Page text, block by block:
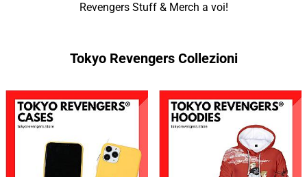
Revengers Stuff & Merch a voi!
Tokyo Revengers Collezioni